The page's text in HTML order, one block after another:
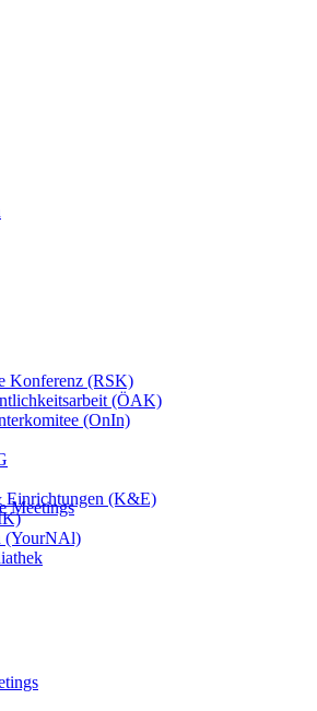
Meetings
Konferenz (RSK)
(ÖAK)
(OnIn)
Einrichtungen (K&E)
(YourNAl)